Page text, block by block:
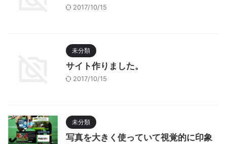
2017/10/15
未分類
サイト作りました。
2017/10/15
未分類
写真を大きく使っていて視覚的に印象